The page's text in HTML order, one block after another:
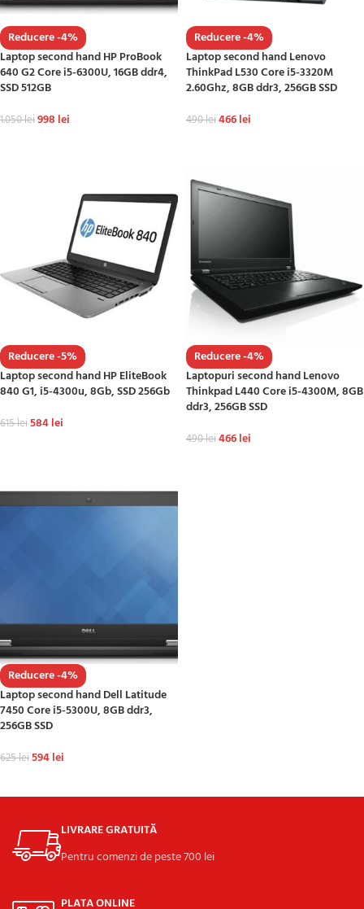
Reducere -4%
Laptop second hand HP ProBook
640 G2 Core i5-6300U, 16GB ddr4,
SSD 512GB
1.050lei998 lei
Reducere -4%
Laptop second hand Lenovo
ThinkPad L530 Core i5-3320M
2.60Ghz, 8GB ddr3, 256GB SSD
490lei466lei
Reducere -5%
Laptop second hand HP EliteBook
840 G1, i5-4300u, 8Gb, SSD 256Gb
615lei584lei
Reducere -4%
Laptopuri second hand Lenovo
Thinkpad L440 Core i5-4300M, 8GB
ddr3, 256GB SSD
490lei466lei
Reducere -4%
Laptop second hand Dell Latitude
7450 Core i5-5300U, 8GB ddr3,
256GB SSD
625lei594lei
LIVRARE GRATUITĂ
Pentru comenzi de peste 700 lei
PLATA ONLINE